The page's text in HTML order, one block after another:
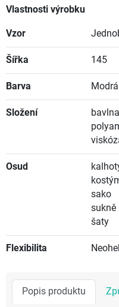
Vlastnosti výrobku
Vzor
Šířka 145
Barva
Složení
bavlna
Osud
sako
sukně
šaty
Flexibilita
Popis produktu